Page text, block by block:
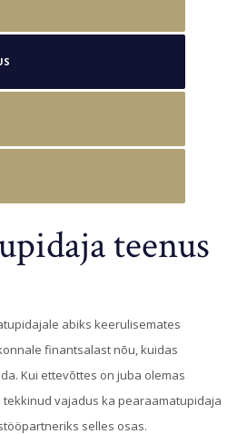
teenus
abiks keerulisemates
finantsalast nõu, kuidas
Kui ettevõttes on juba olemas
vajadus ka pearaamatupidaja
selles osas.